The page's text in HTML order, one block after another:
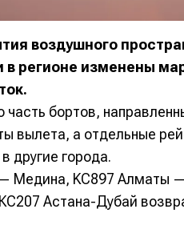
воздушного
в регионе изменены
бортов,
вылета, а отдельные
другие города.
Медина, KC897 Алматы
Астана-Дубай